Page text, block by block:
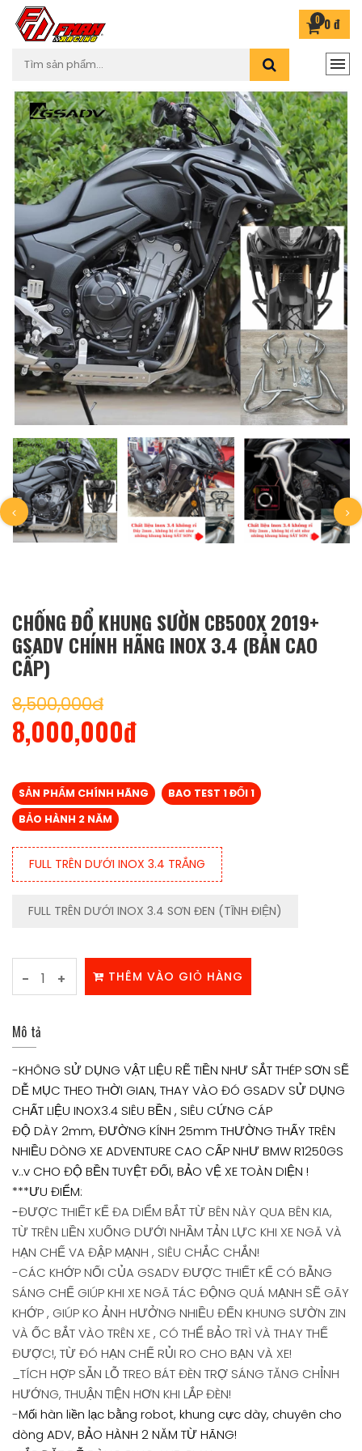
0 0 đ
CHỐNG ĐỔ KHUNG SƯỜN CB500X 2019+
GSADV CHÍNH HÃNG INOX 3.4 (BẢN CAO
CẤP)
8,500,000đ
8,000,000đ
SẢN PHẨM CHÍNH HÃNG
BAO TEST 1 ĐỔI 1
BẢO HÀNH 2 NĂM
FULL TRÊN DƯỚI INOX 3.4 TRẮNG
FULL TRÊN DƯỚI INOX 3.4 SƠN ĐEN (TĨNH ĐIỆN)
- + THÊM VÀO GIỎ HÀNG
Mô tả
-KHÔNG SỬ DỤNG VẬT LIỆU RẼ TIỀN NHƯ SẮT THÉP SƠN SẼ
DỄ MỤC THEO THỜI GIAN, THAY VÀO ĐÓ GSADV SỬ DỤNG
CHẤT LIỆU INOX3.4 SIÊU BỀN , SIÊU CỨNG CÁP
ĐỘ DÀY 2mm, ĐƯỜNG KÍNH 25mm THƯỜNG THẤY TRÊN
NHIỀU DÒNG XE ADVENTURE CAO CẤP NHƯ BMW R1250GS
v..v CHO ĐỘ BỀN TUYỆT ĐỐI, BẢO VỆ XE TOÀN DIỆN !
***ƯU ĐIỂM:
-ĐƯỢC THIẾT KẾ ĐA DIỂM BẮT TỪ BÊN NÀY QUA BÊN KIA,
TỪ TRÊN LIỀN XUỐNG DƯỚI NHẦM TẢN LỰC KHI XE NGÃ VÀ
HẠN CHẾ VA ĐẬP MẠNH , SIÊU CHẮC CHẮN!
-CÁC KHỚP NỐI CỦA GSADV ĐƯỢC THIẾT KẾ CÓ BẰNG
SÁNG CHẾ GIÚP KHI XE NGÃ TÁC ĐỘNG QUÁ MẠNH SẼ GÃY
KHỚP , GIÚP KO ẢNH HƯỞNG NHIỀU ĐẾN KHUNG SƯỜN ZIN
VÀ ỐC BẮT VÀO TRÊN XE , CÓ THỂ BẢO TRÌ VÀ THAY THẾ
ĐƯỢC!, TỪ ĐÓ HẠN CHẾ RỦI RO CHO BẠN VÀ XE!
_TÍCH HỢP SẴN LỖ TREO BÁT ĐÈN TRỢ SÁNG TĂNG CHỈNH
HƯỚNG, THUẬN TIỆN HƠN KHI LẮP ĐÈN!
-Mối hàn liền lạc bằng robot, khung cực dày, chuyên cho
dòng ADV, BẢO HÀNH 2 NĂM TỪ HÃNG!